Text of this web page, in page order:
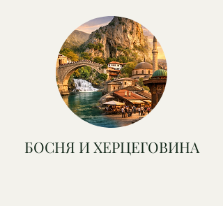
​БОСНЯ И ХЕРЦЕГОВИНА